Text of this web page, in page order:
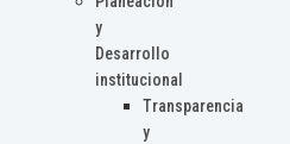
y
Desarrollo
institucional
Transparencia
y